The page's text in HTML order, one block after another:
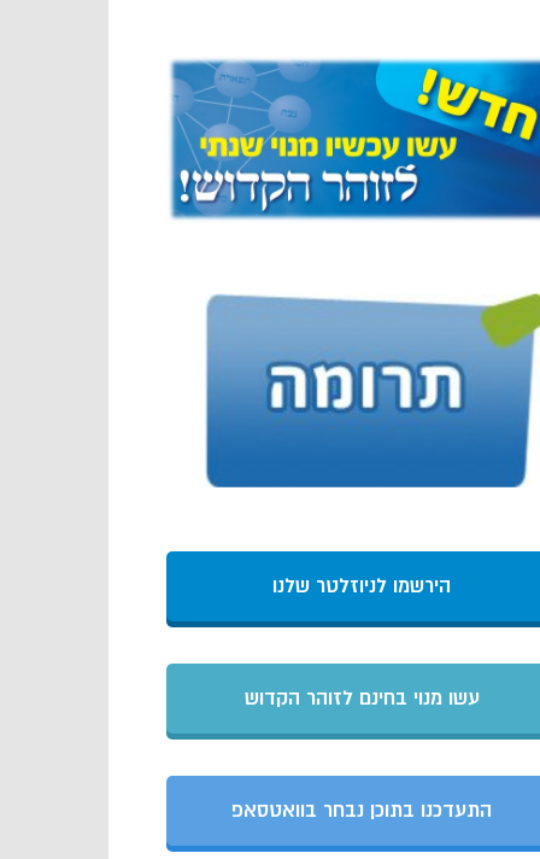
הירשמו לניוזלטר שלנו
עשו מנוי בחינם לזוהר הקדוש
התעדכנו בתוכן נבחר בוואטסאפ